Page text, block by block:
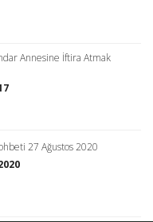
Annesine İftira Atmak
27 Ağustos 2020